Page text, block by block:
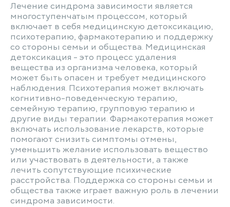
Лечение синдрома зависимости является
многоступенчатым процессом, который
включает в себя медицинскую детоксикацию,
психотерапию, фармакотерапию и поддержку
со стороны семьи и общества. Медицинская
детоксикация - это процесс удаления
вещества из организма человека, который
может быть опасен и требует медицинского
наблюдения. Психотерапия может включать
когнитивно-поведенческую терапию,
семейную терапию, групповую терапию и
другие виды терапии. Фармакотерапия может
включать использование лекарств, которые
помогают снизить симптомы отмены,
уменьшить желание использовать вещество
или участвовать в деятельности, а также
лечить сопутствующие психические
расстройства. Поддержка со стороны семьи и
общества также играет важную роль в лечении
синдрома зависимости.